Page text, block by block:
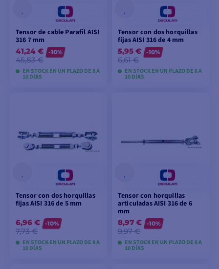
Tensor de cable Parafil AISI
316 7 mm
41,24 €
45,83 €
-10%
EN STOCK EN UN PLAZO DE 8 A
10 DÍAS
Tensor con dos horquillas
fijas AISI 316 de 4 mm
5,95 €
6,61 €
-10%
EN STOCK EN UN PLAZO DE 8 A
10 DÍAS
Tensor con dos horquillas
fijas AISI 316 de 5 mm
6,96 €
7,73 €
-10%
EN STOCK EN UN PLAZO DE 8 A
10 DÍAS
Tensor con horquillas
articuladas AISI 316 de 6
mm
8,97 €
9,97 €
-10%
EN STOCK EN UN PLAZO DE 8 A
10 DÍAS